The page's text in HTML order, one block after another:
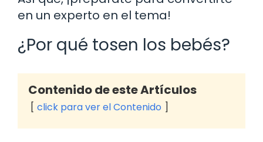
en un experto en el tema!
¿Por qué tosen los bebés?
Contenido de este Artículos
click para ver el Contenido